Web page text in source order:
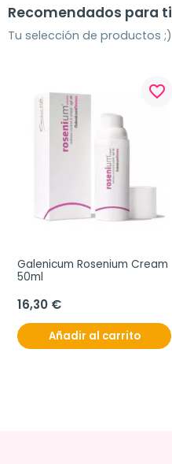
Recomendados para ti
Tu selección de productos ;)
favorite_border
Galenicum Rosenium Cream
50ml
16,30 €
Añadir al carrito